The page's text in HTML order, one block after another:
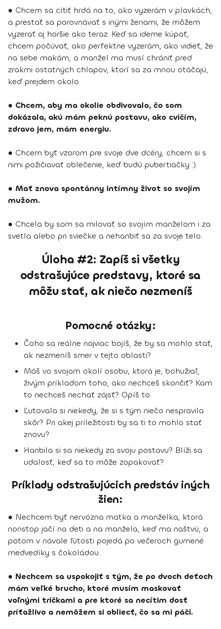
● Chcem sa cítiť hrdá na to, ako vyzerám v plavkách,
a prestať sa porovnávať s inými ženami, že môžem
vyzerať aj horšie ako teraz. Keď sa ideme kúpať,
chcem počúvať, ako perfektne vyzerám, ako vidieť, že
na sebe makám, a manžel ma musí chrániť pred
zrakmi ostatných chlapov, ktorí sa za mnou otáčajú,
keď prejdem okolo.
● Chcem, aby ma okolie obdivovalo, čo som
dokázala, akú mám peknú postavu, ako cvičím,
zdravo jem, mám energiu.
● Chcem byť vzorom pre svoje dve dcéry, chcem si s
nimi požičiavať oblečenie, keď budú pubertiačky :).
● Mať znova spontánny intímny život so svojím
mužom.
● Chcela by som sa milovať so svojím manželom i za
svetla alebo pri sviečke a nehanbiť sa za svoje telo.
Úloha #2: Zapíš si všetky
odstrašujúce predstavy, ktoré sa
môžu stať, ak niečo nezmeníš
Pomocné otázky:
Čoho sa reálne najviac bojíš, že by sa mohlo stať,
ak nezmeníš smer v tejto oblasti?
Máš vo svojom okolí osobu, ktorá je, bohužiaľ,
živým príkladom toho, ako nechceš skončiť? Kam
to nechceš nechať zájsť? Opíš to.
Ľutovala si niekedy, že si s tým niečo nespravila
skôr? Pri akej príležitosti by sa ti to mohlo stať
znovu?
Hanbila si sa niekedy za svoju postavu? Blíži sa
udalosť, keď sa to môže zopakovať?
Príklady odstrašujúcich predstáv iných
žien:
● Nechcem byť nervózna matka a manželka, ktorá
nonstop jačí na deti a na manžela, keď ma naštvú, a
potom v návale ľútosti pojedá po večeroch gumené
medvedíky s čokoládou.
● Nechcem sa uspokojiť s tým, že po dvoch deťoch
mám veľké brucho, ktoré musím maskovať
voľnými tričkami a pre ktoré sa necítim dosť
príťažlivo a nemôžem si obliecť, čo sa mi páči.